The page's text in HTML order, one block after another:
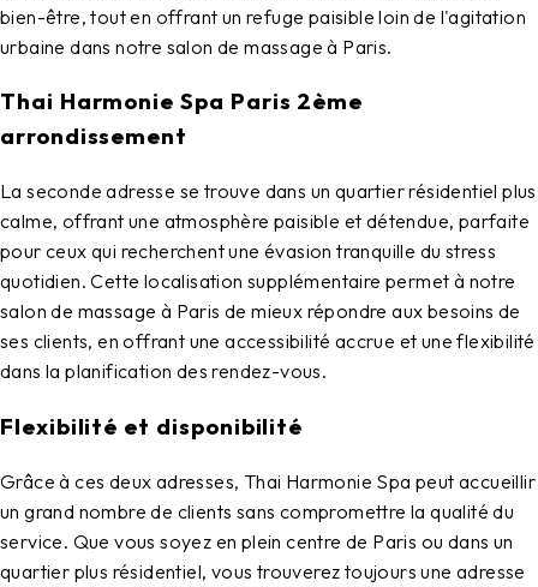
bien-être, tout en offrant un refuge paisible loin de l'agitation
urbaine dans notre salon de massage à Paris.
Thai Harmonie Spa Paris 2ème
arrondissement
La seconde adresse se trouve dans un quartier résidentiel plus
calme, offrant une atmosphère paisible et détendue, parfaite
pour ceux qui recherchent une évasion tranquille du stress
quotidien. Cette localisation supplémentaire permet à notre
salon de massage à Paris de mieux répondre aux besoins de
ses clients, en offrant une accessibilité accrue et une flexibilité
dans la planification des rendez-vous.
Flexibilité et disponibilité
Grâce à ces deux adresses, Thai Harmonie Spa peut accueillir
un grand nombre de clients sans compromettre la qualité du
service. Que vous soyez en plein centre de Paris ou dans un
quartier plus résidentiel, vous trouverez toujours une adresse